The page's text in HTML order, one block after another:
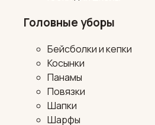
Головные уборы
Бейсболки и кепки
Косынки
Панамы
Повязки
Шапки
Шарфы